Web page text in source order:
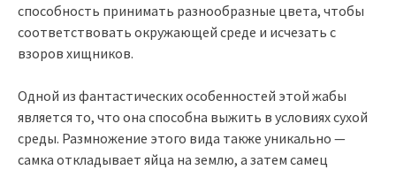
способность принимать разнообразные цвета, чтобы
соответствовать окружающей среде и исчезать с
взоров хищников.
Одной из фантастических особенностей этой жабы
является то, что она способна выжить в условиях сухой
среды. Размножение этого вида также уникально —
самка откладывает яйца на землю, а затем самец